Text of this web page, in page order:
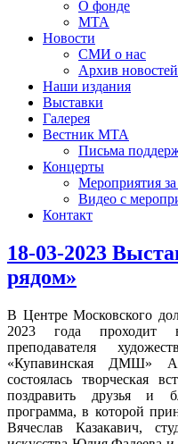
О фонде
МТА
Новости
СМИ о нас
Архив новостей
Наши издания
Выставки
Галерея
Вестник МТА
Письма
Концерты
Мероприятия
Видео с
Контакт
18-03-2023
рядом»
В Центре Московского
2023 года проходит
преподавателя
«Купавинская ДМШ»
состоялась творческая
поздравить друзья и
программа, в которой
Вячеслав Казакавич,